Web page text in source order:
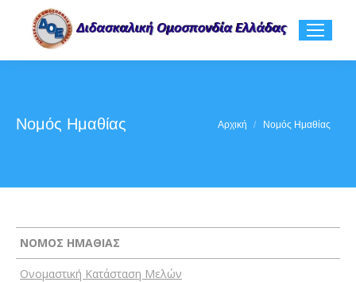
Νομός Ημαθίας You are here:
Αρχική Νομός Ημαθίας
ΝΟΜΟΣ ΗΜΑΘΙΑΣ
Ονομαστική Κατάσταση Μελών